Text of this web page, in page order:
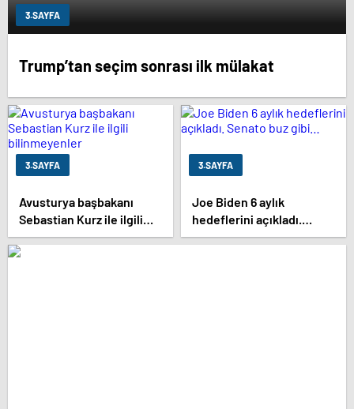
3.SAYFA
Trump’tan seçim sonrası ilk mülakat
3.SAYFA
Avusturya başbakanı
Sebastian Kurz ile ilgili
bilinmeyenler
3.SAYFA
Joe Biden 6 aylık
hedeflerini açıkladı.
Senato buz gibi…